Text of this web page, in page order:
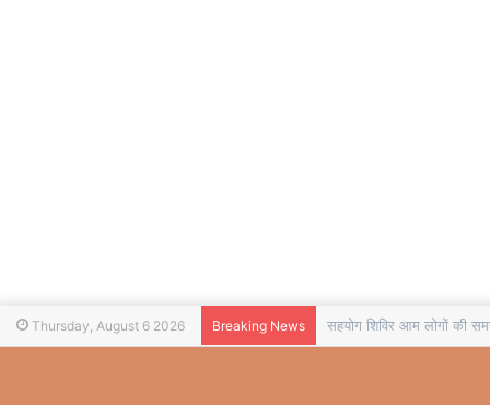
Thursday, August 6 2026 Breaking News सहयोग शिविर आम लोगों की